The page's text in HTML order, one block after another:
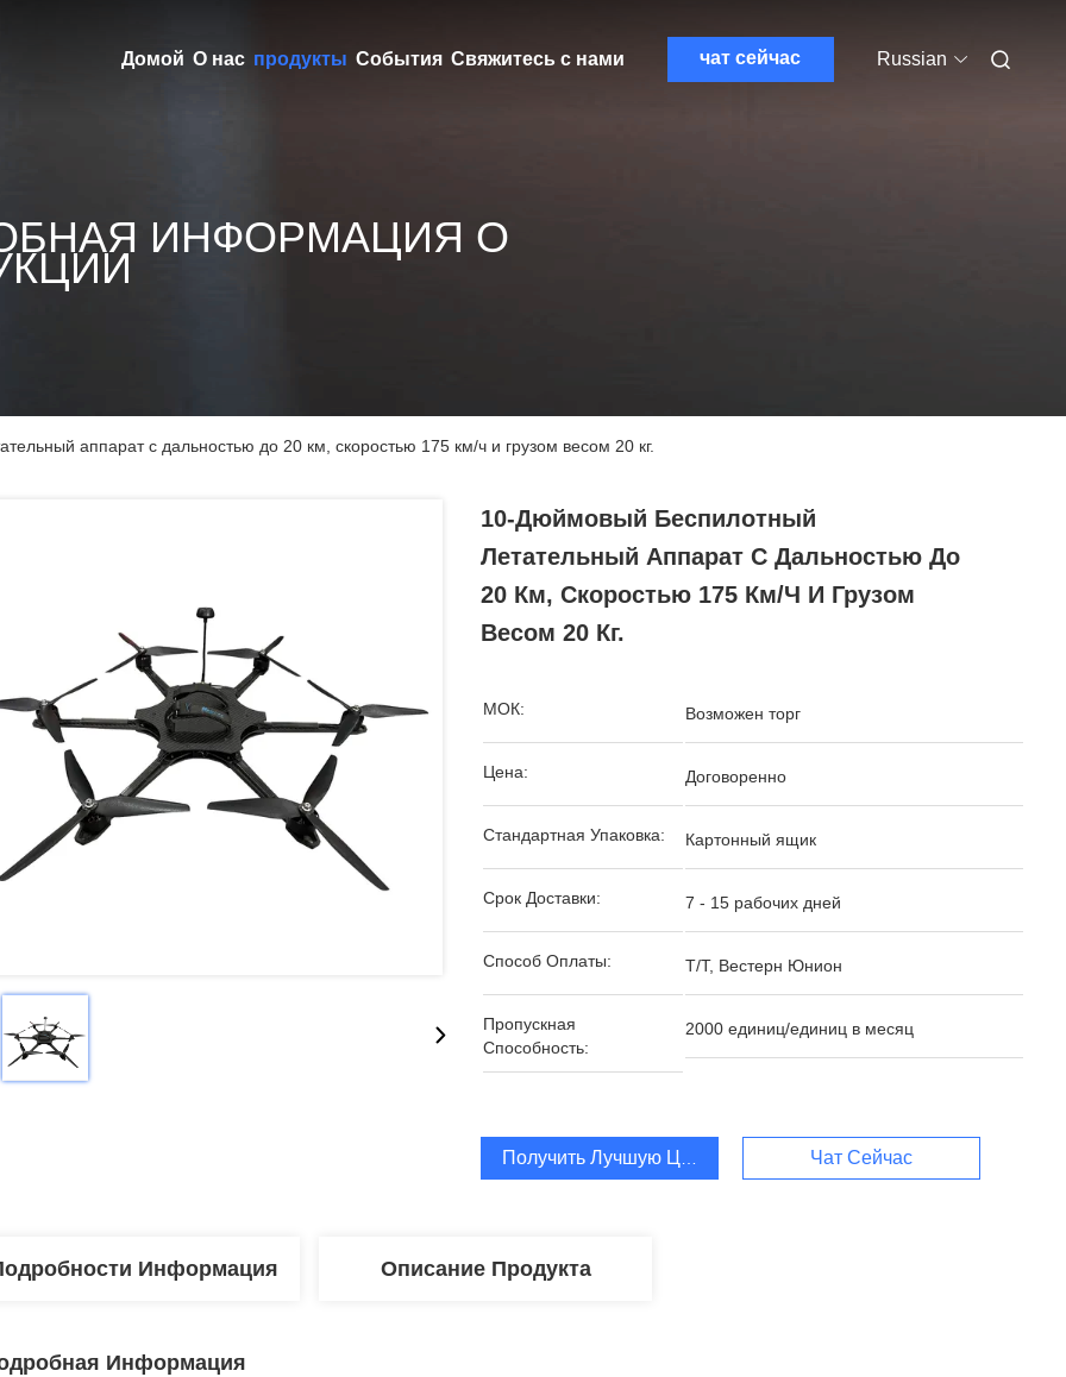
Домой О нас продукты События Свяжитесь с нами чат сейчас Russian
ИНФОРМАЦИЯ О
аппарат с дальностью до 20 км, скоростью 175 км/ч и грузом весом 20 кг.
10-Дюймовый Беспилотный
Летательный Аппарат С Дальностью До
20 Км, Скоростью 175 Км/ч И Грузом
Весом 20 Кг.
МОК: Возможен торг
Цена: Договоренно
Стандартная Упаковка: Картонный ящик
Срок Доставки: 7 - 15 рабочих дней
Способ Оплаты: Т/Т, Вестерн Юнион
Пропускная
Способность:
2000 единиц/единиц в месяц
Получить Лучшую Цену Чат Сейчас
Информация Описание Продукта
Информация